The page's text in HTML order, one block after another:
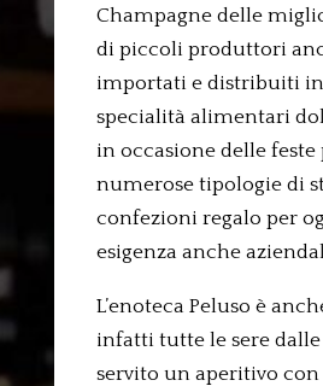
Champagne delle
di piccoli produttori
importati e distribuiti in
specialità alimentari
in occasione delle feste
numerose tipologie di
confezioni regalo per
esigenza anche
L’enoteca Peluso è
infatti tutte le sere dalle
servito un aperitivo con